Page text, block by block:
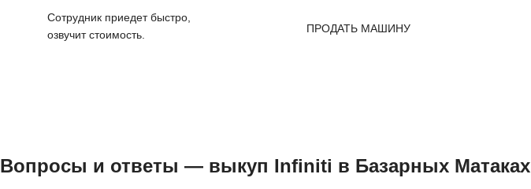
Сотрудник приедет быстро,
озвучит стоимость.
ПРОДАТЬ МАШИНУ
Вопросы и ответы — выкуп Infiniti в Базарных Матаках